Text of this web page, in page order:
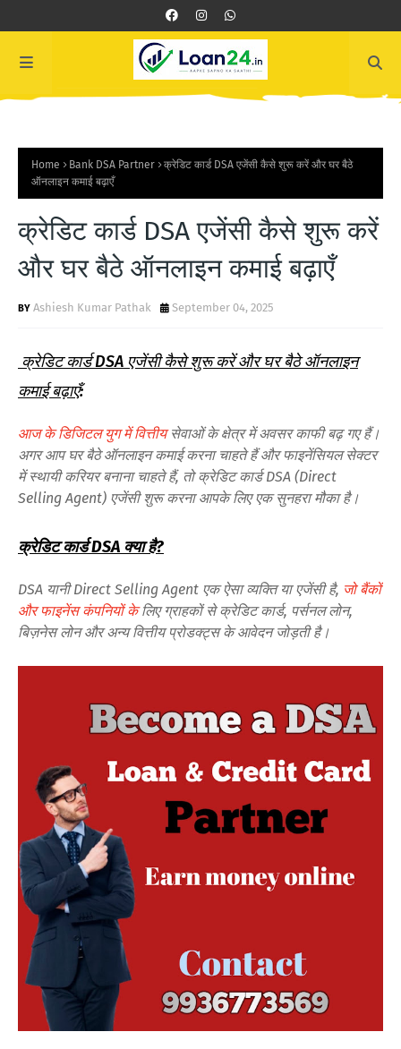
Home Bank DSA Partner
क्रेडिट कार्ड DSA एजेंसी कैसे शुरू करें और घर बैठे
ऑनलाइन कमाई बढ़ाएँ
क्रेडिट कार्ड DSA एजेंसी कैसे शुरू करें
और घर बैठे ऑनलाइन कमाई बढ़ाएँ
Ashiesh Kumar Pathak September 04, 2025
क्रेडिट कार्ड DSA एजेंसी कैसे शुरू करें और घर बैठे ऑनलाइन
कमाई बढ़ाएँ:
आज के डिजिटल युग में वित्तीयसेवाओं के क्षेत्र में अवसर काफी बढ़ गए हैं।
अगर आप घर बैठे ऑनलाइन कमाई करना चाहते हैं और फाइनेंसियल सेक्टर
में स्थायी करियर बनाना चाहते हैं, तो क्रेडिट कार्ड DSA (Direct
Selling Agent) एजेंसी शुरू करना आपके लिए एक सुनहरा मौका है।
क्रेडिट कार्ड DSA क्या है?
DSA यानी Direct Selling Agent एक ऐसा व्यक्ति या एजेंसी है, जो बैंकों
और फाइनेंस कंपनियों केलिए ग्राहकों से क्रेडिट कार्ड, पर्सनल लोन,
बिज़नेस लोन और अन्य वित्तीय प्रोडक्ट्स के आवेदन जोड़ती है।